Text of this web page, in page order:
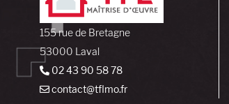
155 rue de Bretagne
53000 Laval
02 43 90 58 78
contact@tflmo.fr